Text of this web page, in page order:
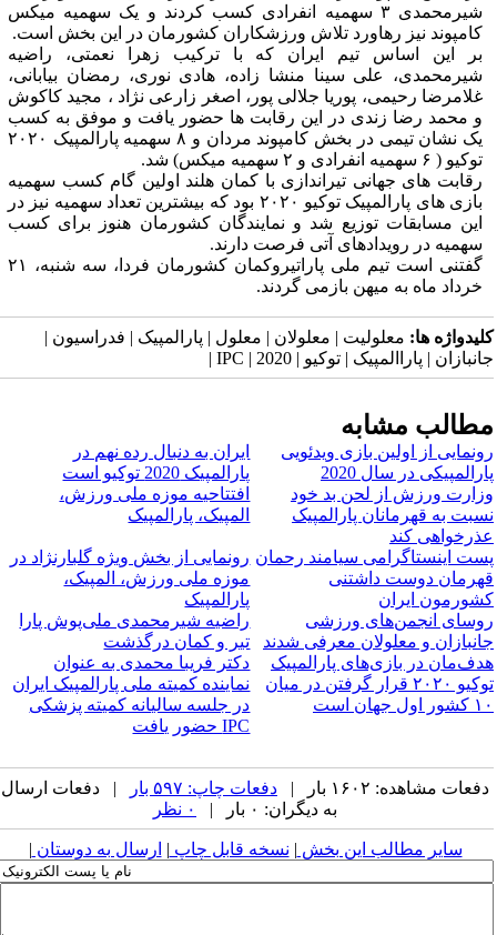
شیرمحمدی ۳ سهمیه انفرادی کسب کردند و یک سهمیه میکس
کامپوند نیز رهاورد تلاش ورزشکاران کشورمان در این بخش است.
بر این اساس تیم ایران که با ترکیب زهرا نعمتی، راضیه
شیرمحمدی، علی سینا منشا زاده، هادی نوری، رمضان بیابانی،
غلامرضا رحیمی، پوریا جلالی پور، اصغر زارعی نژاد ، مجید کاکوش
و محمد رضا زندی در این رقابت ها حضور یافت و موفق به کسب
یک نشان تیمی در بخش کامپوند مردان و ۸ سهمیه پارالمپیک ۲۰۲۰
توکیو ( ۶ سهمیه انفرادی و ۲ سهمیه میکس) شد.
رقابت های جهانی تیراندازی با کمان هلند اولین گام کسب سهمیه
بازی های پارالمپیک توکیو ۲۰۲۰ بود که بیشترین تعداد سهمیه نیز در
این مسابقات توزیع شد و نمایندگان کشورمان هنوز برای کسب
سهمیه در رویدادهای آتی فرصت دارند.
گفتنی است تیم ملی پاراتیروکمان کشورمان فردا، سه شنبه، ۲۱
خرداد ماه به میهن بازمی گردند.
کلیدواژه ها: معلولیت | معلولان | معلول | پارالمپیک | فدراسیون |
جانبازان | پاراالمپیک | توکیو | 2020 | IPC |
مطالب مشابه
رونمایی از اولین بازی ویدئویی
پارالمپیکی در سال 2020
​ایران به دنبال رده نهم در
پارالمپیک 2020 توکیو است
وزارت ورزش از لحن بد خود
نسبت به قهرمانان پارالمپیک
عذرخواهی کند
افتتاحیه موزه ملی ورزش،
المپیک، پارالمپیک
پست اینستاگرامی سیامند رحمان
قهرمان دوست داشتنی
کشورمون ایران
رونمایی از بخش ویژه گلبارنژاد در
موزه ملی ورزش، المپیک،
پارالمپیک
روسای انجمن‌های ورزشی
جانبازان و معلولان معرفی شدند
راضیه شیرمحمدی ملی‌پوش پارا
تیر و کمان درگذشت
هدف‌مان در بازی‌های پارالمپیک
توکیو ۲۰۲۰ قرار گرفتن در میان
۱۰ کشور اول جهان است
دکتر فریبا محمدی به عنوان
نماینده کمیته ملی پارالمپیک ایران
در جلسه سالیانه کمیته پزشکی
IPC حضور یافت
دفعات مشاهده: ۱۶۰۲ بار | دفعات چاپ: ۵۹۷ بار
| دفعات ارسال
به دیگران: ۰ بار |
۰ نظر
سایر مطالب این بخش | نسخه قابل چاپ | ارسال به دوستان |